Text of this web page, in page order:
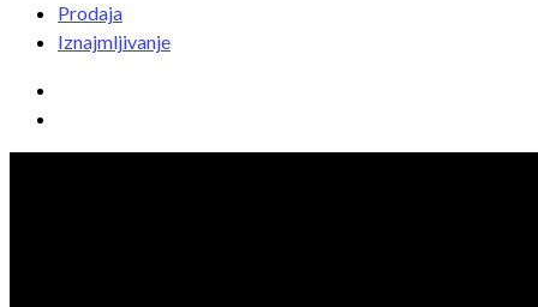
Prodaja
Iznajmljivanje